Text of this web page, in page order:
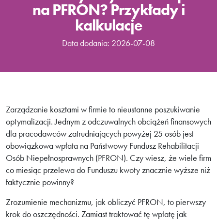
na PFRON? Przykłady i
kalkulacje
Data dodania: 2026-07-08
Zarządzanie kosztami w firmie to nieustanne poszukiwanie
optymalizacji. Jednym z odczuwalnych obciążeń finansowych
dla pracodawców zatrudniających powyżej 25 osób jest
obowiązkowa wpłata na Państwowy Fundusz Rehabilitacji
Osób Niepełnosprawnych (PFRON). Czy wiesz, że wiele firm
co miesiąc przelewa do Funduszu kwoty znacznie wyższe niż
faktycznie powinny?
Zrozumienie mechanizmu, jak obliczyć PFRON, to pierwszy
krok do oszczędności. Zamiast traktować tę wpłatę jak